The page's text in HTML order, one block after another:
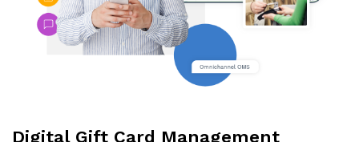
Digital Gift Card Management